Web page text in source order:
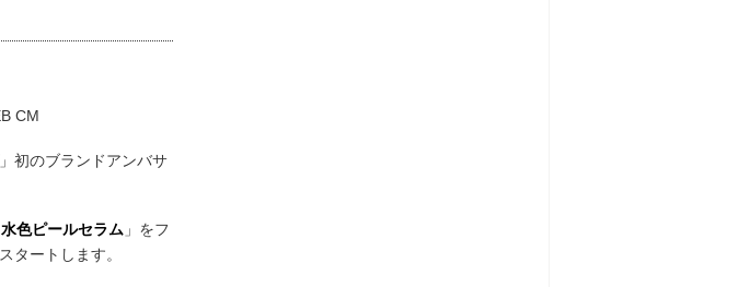
」初のブランドアンバサ
水色ピールセラム 」をフ
タートします。